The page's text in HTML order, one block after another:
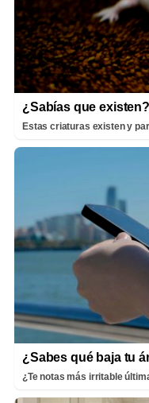
¿Sabías que existen?
Estas criaturas existen y
¿Sabes qué baja tu
¿Te notas más irritable